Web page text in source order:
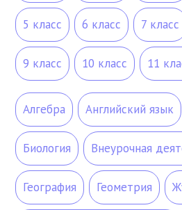
5 класс 6 класс 7 класс
9 класс 10 класс 11
Алгебра Английский язык
Биология Внеурочная
География Геометрия